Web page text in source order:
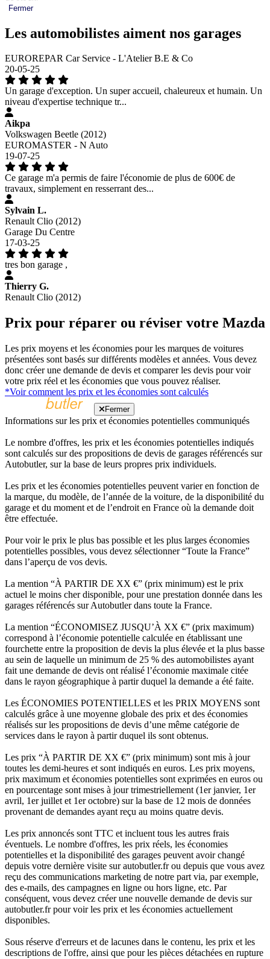
Fermer
Les automobilistes aiment nos garages
EUROREPAR Car Service - L'Atelier B.E & Co
20-05-25
Un garage d'exception. Un super accueil, chaleureux et humain. Un
niveau d'expertise technique tr...
Aikpa
Volkswagen Beetle (2012)
EUROMASTER - N Auto
19-07-25
Ce garage m'a permis de faire l'économie de plus de 600€ de
travaux, simplement en resserrant des...
Sylvain L.
Renault Clio (2012)
Garage Du Centre
17-03-25
tres bon garage ,
Thierry G.
Renault Clio (2012)
Prix pour réparer ou réviser votre Mazda
Les prix moyens et les économies pour les marques de voitures
présentées sont basés sur différents modèles et années. Vous devez
donc créer une demande de devis et comparer les devis pour voir
votre prix réel et les économies que vous pouvez réaliser.
*Voir comment les prix et les économies sont calculés
Fermer
Informations sur les prix et économies potentielles communiqués
Le nombre d'offres, les prix et les économies potentielles indiqués
sont calculés sur des propositions de devis de garages référencés sur
Autobutler, sur la base de leurs propres prix individuels.
Les prix et les économies potentielles peuvent varier en fonction de
la marque, du modèle, de l’année de la voiture, de la disponibilité du
garage et du moment et de l’endroit en France où la demande doit
être effectuée.
Pour voir le prix le plus bas possible et les plus larges économies
potentielles possibles, vous devez sélectionner “Toute la France”
dans l’aperçu de vos devis.
La mention “À PARTIR DE XX €” (prix minimum) est le prix
actuel le moins cher disponible, pour une prestation donnée dans les
garages référencés sur Autobutler dans toute la France.
La mention “ÉCONOMISEZ JUSQU’À XX €” (prix maximum)
correspond à l’économie potentielle calculée en établissant une
fourchette entre la proposition de devis la plus élevée et la plus basse
au sein de laquelle un minimum de 25 % des automobilistes ayant
fait une demande de devis ont réalisé l’économie maximale citée
dans le rayon géographique à partir duquel la demande a été faite.
Les ÉCONOMIES POTENTIELLES et les PRIX MOYENS sont
calculés grâce à une moyenne globale des prix et des économies
réalisés sur les propositions de devis d’une même catégorie de
services dans le rayon à partir duquel ils sont obtenus.
Les prix “À PARTIR DE XX €” (prix minimum) sont mis à jour
toutes les demi-heures et sont indiqués en euros. Les prix moyens,
prix maximum et économies potentielles sont exprimées en euros ou
en pourcentage sont mises à jour trimestriellement (1er janvier, 1er
avril, 1er juillet et 1er octobre) sur la base de 12 mois de données
provenant de demandes ayant reçu au moins quatre devis.
Les prix annoncés sont TTC et incluent tous les autres frais
éventuels. Le nombre d'offres, les prix réels, les économies
potentielles et la disponibilité des garages peuvent avoir changé
depuis votre dernière visite sur autobutler.fr ou depuis que vous avez
reçu des communications marketing de notre part via, par exemple,
des e-mails, des campagnes en ligne ou hors ligne, etc. Par
conséquent, vous devez créer une nouvelle demande de devis sur
autobutler.fr pour voir les prix et les économies actuellement
disponibles.
Sous réserve d'erreurs et de lacunes dans le contenu, les prix et les
descriptions de l'offre, ainsi que pour les pièces détachées en rupture